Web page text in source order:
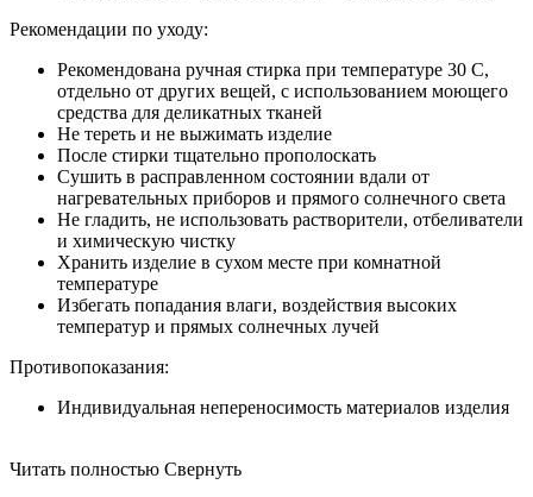
Рекомендации по уходу:
Рекомендована ручная стирка при температуре 30 С,
отдельно от других вещей, с использованием моющего
средства для деликатных тканей
Не тереть и не выжимать изделие
После стирки тщательно прополоскать
Сушить в расправленном состоянии вдали от
нагревательных приборов и прямого солнечного света
Не гладить, не использовать растворители, отбеливатели
и химическую чистку
Хранить изделие в сухом месте при комнатной
температуре
Избегать попадания влаги, воздействия высоких
температур и прямых солнечных лучей
Противопоказания:
Индивидуальная непереносимость материалов изделия
Читать полностью Свернуть